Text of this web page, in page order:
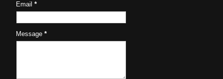
Email*
Message*